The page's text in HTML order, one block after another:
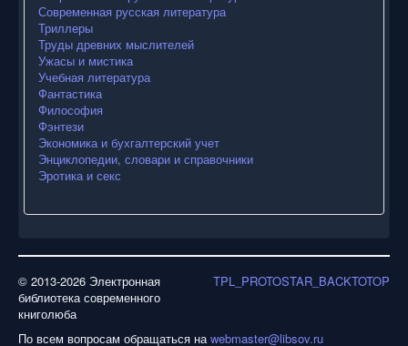
Современная русская литература
Триллеры
Труды древних мыслителей
Ужасы и мистика
Учебная литература
Фантастика
Философия
Фэнтези
Экономика и бухгалтерский учет
Энциклопедии, словари и справочники
Эротика и секс
TPL_PROTOSTAR_BACKTOTOP
© 2013-2026 Электронная
библиотека современного
книголюба
По всем вопросам обращаться наwebmaster@libsov.ru